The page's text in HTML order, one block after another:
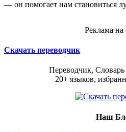
— он помогает нам становиться
Реклама на
Скачать переводчик
Переводчик, Словарь
20+ языков,
Наш